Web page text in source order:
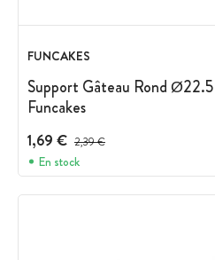
FUNCAKES
Support Gâteau Rond
Funcakes
1,69 € Prix avant réduction :
2,39 €
En stock